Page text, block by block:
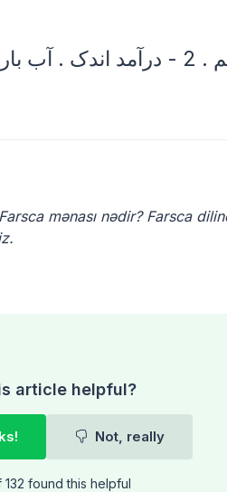
article helpful?
Not, really
found this helpful